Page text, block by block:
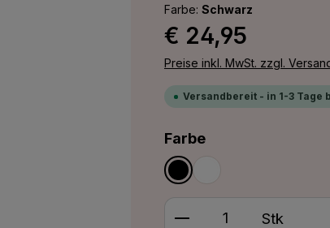
Farbe: Schwarz
Regulärer Preis:
€ 24,95
Preise inkl. MwSt. zzgl.
Versandbereit - in 1-3 Tage
Farbeauswählen
Schwarz
Produkt Anzahl:
Stk